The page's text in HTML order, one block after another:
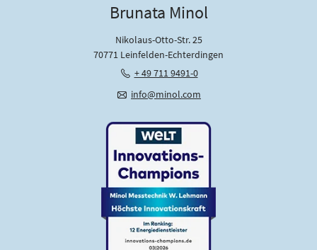
Brunata Minol
Nikolaus-Otto-Str. 25
70771 Leinfelden-Echterdingen
+ 49 711 9491-0
info@minol.com